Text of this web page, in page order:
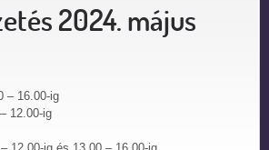
2024. május
– 16.00-ig
12.00-ig